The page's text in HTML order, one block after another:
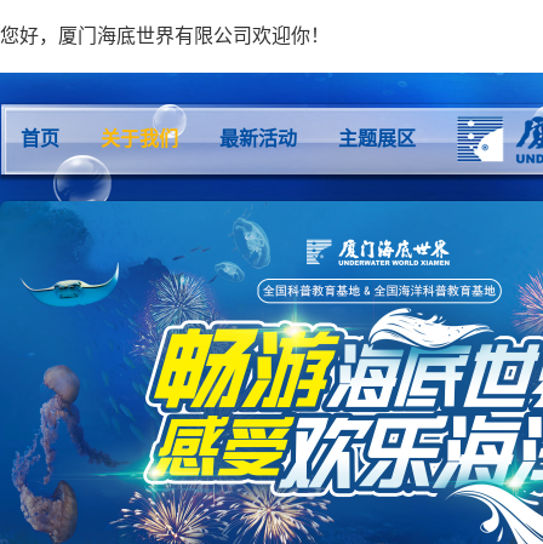
您好，厦门海底世界有限公司欢迎你！
首页 关于我们 最新活动 主题展区